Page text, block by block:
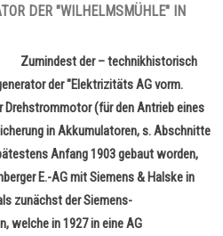
DER "WILHELMSMÜHLE" IN
Zumindest der – technikhistorisch
der "Elektrizitäts AG vorm.
Drehstrommotor (für den Antrieb eines
in Akkumulatoren, s. Abschnitte
Anfang 1903 gebaut worden,
E.-AG mit Siemens & Halske in
zunächst der Siemens-
welche in 1927 in eine AG